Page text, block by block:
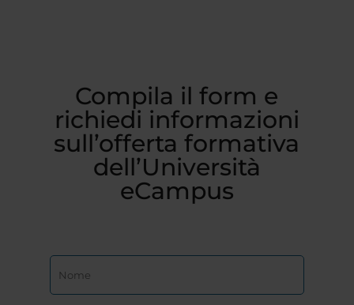
Compila il form e
richiedi informazioni
sull’offerta formativa
dell’Università
eCampus